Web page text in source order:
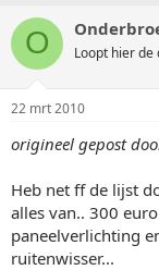
O Loopt hier de
22 mrt 2010
origineel gepost
Heb net ff de lijst
alles van.. 300
paneelverlichting
ruitenwisser...